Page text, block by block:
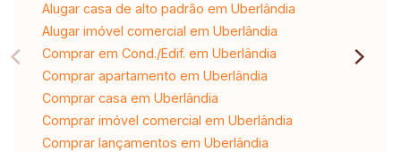
Alugar casa de alto padrão em Uberlândia
Alugar imóvel comercial em Uberlândia
Comprar em Cond./Edif. em Uberlândia
Comprar apartamento em Uberlândia
Comprar casa em Uberlândia
Comprar imóvel comercial em Uberlândia
Comprar lançamentos em Uberlândia